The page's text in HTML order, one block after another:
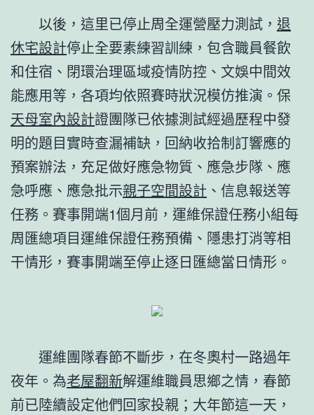
以後，這里已停止周全運營壓力測試， 退
休宅設計停止全要素練習訓練，包含職員餐飲
和住宿、閉環治理區域疫情防控、文娛中間效
能應用等，各項均依照賽時狀況模仿推演。保
天母室內設計證團隊已依據測試經過歷程中發
明的題目實時查漏補缺，回納收拾制訂響應的
預案辦法，充足做好應急物質、應急步隊、應
急呼應、應急批示親子空間設計 、信息報送等
任務。賽事開端1個月前，運維保證任務小組每
周匯總項目運維保證任務預備、隱患打消等相
干情形，賽事開端至停止逐日匯總當日情形。
運維團隊春節不斷步，在冬奧村一路過年
夜年。為老屋翻新解運維職員思鄉之情，春節
前已陸續設定他們回家投親；大年節這一天，